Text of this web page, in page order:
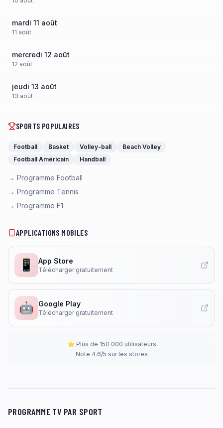
mardi 11 août
11 août
mercredi 12 août
12 août
jeudi 13 août
13 août
SPORTS POPULAIRES
Football Basket Volley-ball
Beach Volley
Football Américain
Handball
→ Programme Football
→ Programme Tennis
→ Programme F1
APPLICATIONS MOBILES
📱 App Store
Télécharger gratuitement
🤖 Google Play
Télécharger gratuitement
⭐ Plus de 150 000 utilisateurs
Note 4.6/5 sur les stores
PROGRAMME TV PAR SPORT